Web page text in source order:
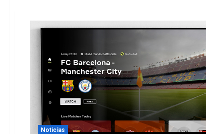
Noticias